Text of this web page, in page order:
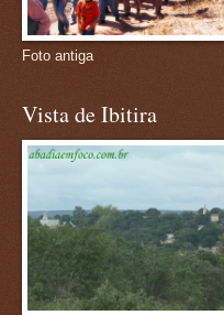
Foto antiga
Vista de Ibitira